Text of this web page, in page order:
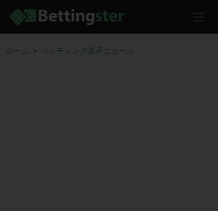
ホーム ベッティング業界ニュース